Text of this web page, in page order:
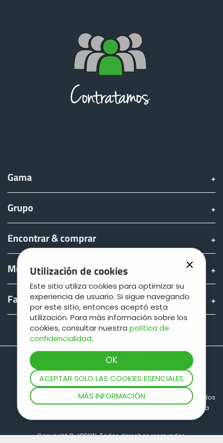
Utilización de cookies
Este sitio utiliza cookies para optimizar su
experiencia de usuario. Si sigue navegando
por este sitio, entonces aceptó esta
utilización. Para más información sobre los
cookies, consultar nuestra política de
confidencialidad.
ACEPTAR SOLO LAS COOKIES ESENCIALES
MÁS INFORMACIÓN
العربية
رسید ن
Gama
Grupo
Encontrar & comprar
Mundo JOSKIN
Fan shop
Teamviewer
Sitio map Informaciones legales
Protección de los
Condiciones generales de venta
Copyright © JOSKIN. Todos derechos reservados.